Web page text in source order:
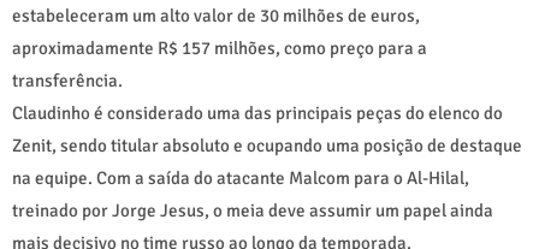
estabeleceram um alto valor de 30 milhões de euros,
aproximadamente R$ 157 milhões, como preço para a
transferência.
Claudinho é considerado uma das principais peças do elenco do
Zenit, sendo titular absoluto e ocupando uma posição de destaque
na equipe. Com a saída do atacante Malcom para o Al-Hilal,
treinado por Jorge Jesus, o meia deve assumir um papel ainda
mais decisivo no time russo ao longo da temporada.